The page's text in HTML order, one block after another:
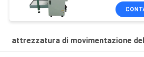
attrezzatura di movimentazione